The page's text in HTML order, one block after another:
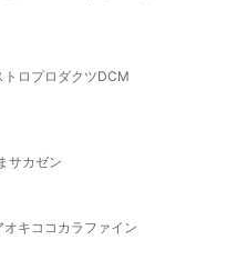
トロプロダクツDCM
サカゼン
オキ ココカラファイン